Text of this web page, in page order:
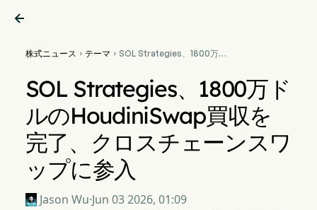

株式ニュース  テーマ  SOL Strategies、1800万ド
に参入
SOL Strategies、1800万ド
ルのHoudiniSwap買収を
完了、クロスチェーンスワ
ップに参入
Jason Wu·Jun 03 2026, 01:09